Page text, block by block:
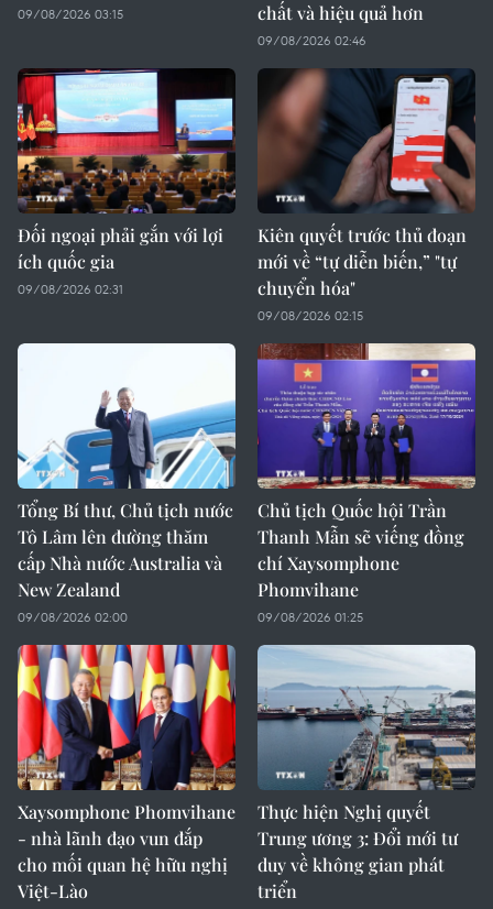
09/08/2026 03:15
chất và hiệu quả hơn
09/08/2026 02:46
Đối ngoại phải gắn với lợi
ích quốc gia
09/08/2026 02:31
Kiên quyết trước thủ đoạn
mới về “tự diễn biến,” "tự
chuyển hóa"
09/08/2026 02:15
Tổng Bí thư, Chủ tịch nước
Tô Lâm lên đường thăm
cấp Nhà nước Australia và
New Zealand
09/08/2026 02:00
Chủ tịch Quốc hội Trần
Thanh Mẫn sẽ viếng đồng
chí Xaysomphone
Phomvihane
09/08/2026 01:25
Xaysomphone Phomvihane
- nhà lãnh đạo vun đắp
cho mối quan hệ hữu nghị
Việt-Lào
Thực hiện Nghị quyết
Trung ương 3: Đổi mới tư
duy về không gian phát
triển